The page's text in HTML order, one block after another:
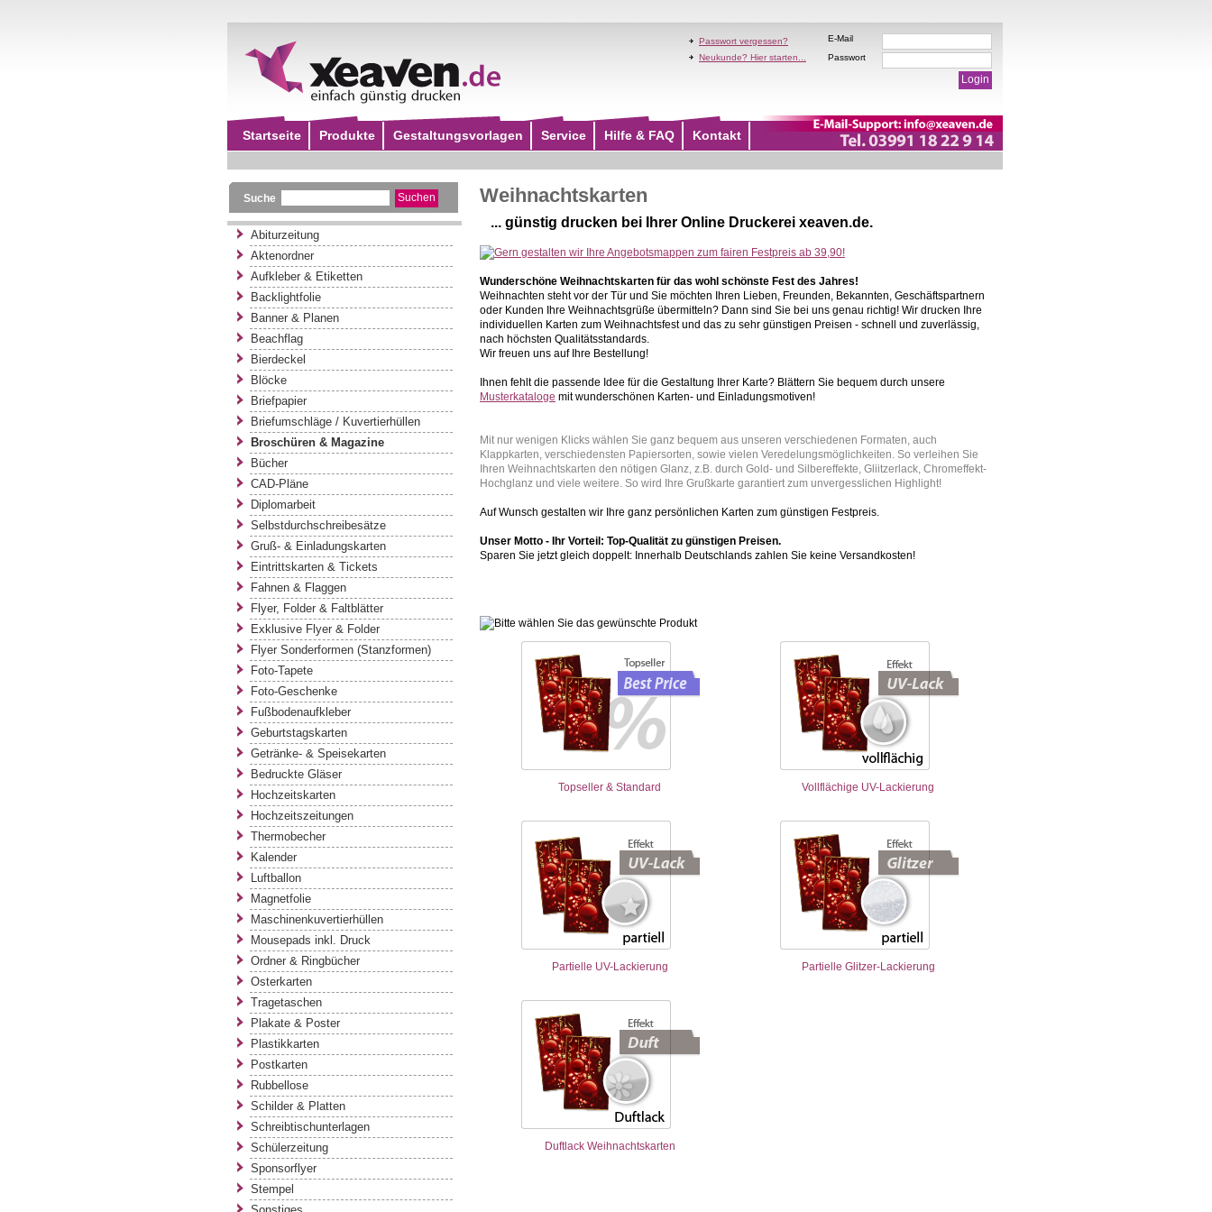
E-Mail
Passwort
Passwort vergessen?
Neukunde? Hier starten...
Suche
Startseite Produkte Gestaltungsvorlagen Service Hilfe & FAQ Kontakt
Abiturzeitung
Aktenordner
Aufkleber & Etiketten
Backlightfolie
Banner & Planen
Beachflag
Bierdeckel
Blöcke
Briefpapier
Briefumschläge / Kuvertierhüllen
Broschüren & Magazine
Bücher
CAD-Pläne
Diplomarbeit
Selbstdurchschreibesätze
Gruß- & Einladungskarten
Eintrittskarten & Tickets
Fahnen & Flaggen
Flyer, Folder & Faltblätter
Exklusive Flyer & Folder
Flyer Sonderformen (Stanzformen)
Foto-Tapete
Foto-Geschenke
Fußbodenaufkleber
Geburtstagskarten
Getränke- & Speisekarten
Bedruckte Gläser
Hochzeitskarten
Hochzeitszeitungen
Thermobecher
Kalender
Luftballon
Magnetfolie
Maschinenkuvertierhüllen
Mousepads inkl. Druck
Ordner & Ringbücher
Osterkarten
Tragetaschen
Plakate & Poster
Plastikkarten
Postkarten
Rubbellose
Schilder & Platten
Schreibtischunterlagen
Schülerzeitung
Sponsorflyer
Stempel
Weihnachtskarten
... günstig drucken bei Ihrer Online Druckerei xeaven.de.
Wunderschöne Weihnachtskarten für das wohl schönste Fest des Jahres!
Weihnachten steht vor der Tür und Sie möchten Ihren Lieben, Freunden, Bekannten, Geschäftspartnern
oder Kunden Ihre Weihnachtsgrüße übermitteln? Dann sind Sie bei uns genau richtig! Wir drucken Ihre
individuellen Karten zum Weihnachtsfest und das zu sehr günstigen Preisen - schnell und zuverlässig,
nach höchsten Qualitätsstandards.
Wir freuen uns auf Ihre Bestellung!
Ihnen fehlt die passende Idee für die Gestaltung Ihrer Karte? Blättern Sie bequem durch unsere
Musterkataloge mit wunderschönen Karten- und Einladungsmotiven!
Mit nur wenigen Klicks wählen Sie ganz bequem aus unseren verschiedenen Formaten, auch
Klappkarten, verschiedensten Papiersorten, sowie vielen Veredelungsmöglichkeiten. So verleihen Sie
Ihren Weihnachtskarten den nötigen Glanz, z.B. durch Gold- und Silbereffekte, Gliitzerlack, Chromeffekt-
Hochglanz und viele weitere. So wird Ihre Grußkarte garantiert zum unvergesslichen Highlight!
Auf Wunsch gestalten wir Ihre ganz persönlichen Karten zum günstigen Festpreis.
Unser Motto - Ihr Vorteil: Top-Qualität zu günstigen Preisen.
Sparen Sie jetzt gleich doppelt: Innerhalb Deutschlands zahlen Sie keine Versandkosten!
Topseller & Standard Vollflächige UV-Lackierung
Partielle UV-Lackierung Partielle Glitzer-Lackierung
Duftlack Weihnachtskarten